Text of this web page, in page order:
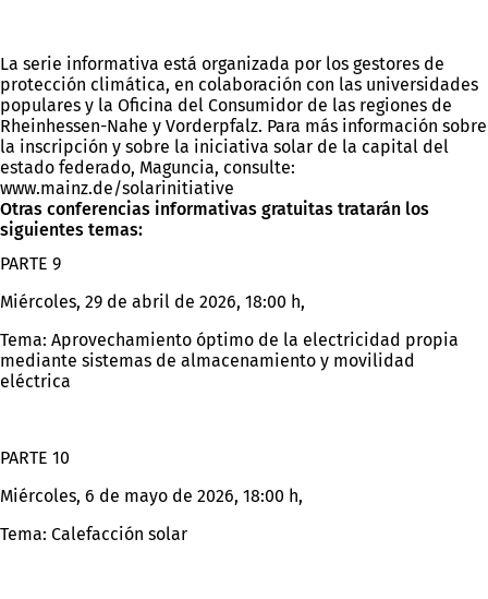
La serie informativa está organizada por los gestores de
protección climática, en colaboración con las universidades
populares y la Oficina del Consumidor de las regiones de
Rheinhessen-Nahe y Vorderpfalz. Para más información sobre
la inscripción y sobre la iniciativa solar de la capital del
estado federado, Maguncia, consulte:
www.mainz.de/solarinitiative
Otras conferencias informativas gratuitas tratarán los
siguientes temas:
PARTE 9
Miércoles, 29 de abril de 2026, 18:00 h,
Tema: Aprovechamiento óptimo de la electricidad propia
mediante sistemas de almacenamiento y movilidad
eléctrica
PARTE 10
Miércoles, 6 de mayo de 2026, 18:00 h,
Tema: Calefacción solar